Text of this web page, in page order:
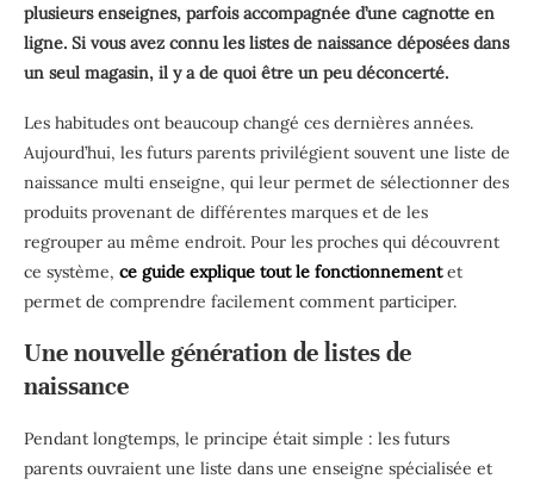
plusieurs enseignes, parfois accompagnée d’une cagnotte en
ligne. Si vous avez connu les listes de naissance déposées dans
un seul magasin, il y a de quoi être un peu déconcerté.
Les habitudes ont beaucoup changé ces dernières années.
Aujourd’hui, les futurs parents privilégient souvent une liste de
naissance multi enseigne, qui leur permet de sélectionner des
produits provenant de différentes marques et de les
regrouper au même endroit. Pour les proches qui découvrent
ce système, ce guide explique tout le fonctionnement et
permet de comprendre facilement comment participer.
Une nouvelle génération de listes de
naissance
Pendant longtemps, le principe était simple : les futurs
parents ouvraient une liste dans une enseigne spécialisée et